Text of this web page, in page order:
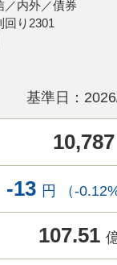
／内外／債券
回り2301
基準日：
10,787
-13 円 （-0.12%
107.51